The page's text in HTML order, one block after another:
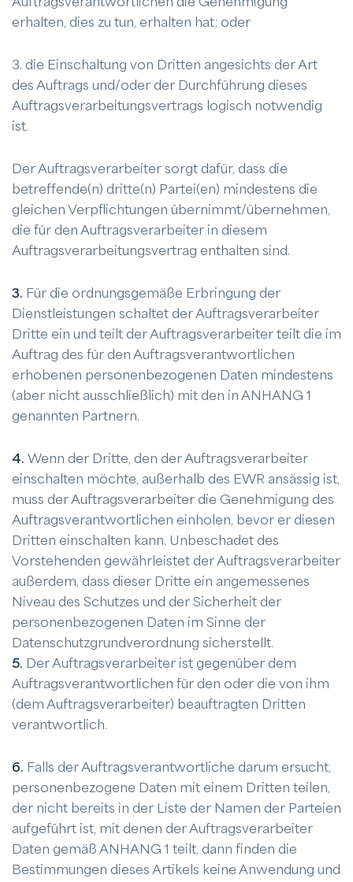
erhalten, dies zu tun, erhalten hat; oder
3. die Einschaltung von Dritten angesichts der Art
des Auftrags und/oder der Durchführung dieses
Auftragsverarbeitungsvertrags logisch notwendig
ist.
Der Auftragsverarbeiter sorgt dafür, dass die
betreffende(n) dritte(n) Partei(en) mindestens die
gleichen Verpflichtungen übernimmt/übernehmen,
die für den Auftragsverarbeiter in diesem
Auftragsverarbeitungsvertrag enthalten sind.
3. Für die ordnungsgemäße Erbringung der
Dienstleistungen schaltet der Auftragsverarbeiter
Dritte ein und teilt der Auftragsverarbeiter teilt die im
Auftrag des für den Auftragsverantwortlichen
erhobenen personenbezogenen Daten mindestens
(aber nicht ausschließlich) mit den in ANHANG 1
genannten Partnern.
4. Wenn der Dritte, den der Auftragsverarbeiter
einschalten möchte, außerhalb des EWR ansässig ist,
muss der Auftragsverarbeiter die Genehmigung des
Auftragsverantwortlichen einholen, bevor er diesen
Dritten einschalten kann. Unbeschadet des
Vorstehenden gewährleistet der Auftragsverarbeiter
außerdem, dass dieser Dritte ein angemessenes
Niveau des Schutzes und der Sicherheit der
personenbezogenen Daten im Sinne der
Datenschutzgrundverordnung sicherstellt.
5. Der Auftragsverarbeiter ist gegenüber dem
Auftragsverantwortlichen für den oder die von ihm
(dem Auftragsverarbeiter) beauftragten Dritten
verantwortlich.
6. Falls der Auftragsverantwortliche darum ersucht,
personenbezogene Daten mit einem Dritten teilen,
der nicht bereits in der Liste der Namen der Parteien
aufgeführt ist, mit denen der Auftragsverarbeiter
Daten gemäß ANHANG 1 teilt, dann finden die
Bestimmungen dieses Artikels keine Anwendung und